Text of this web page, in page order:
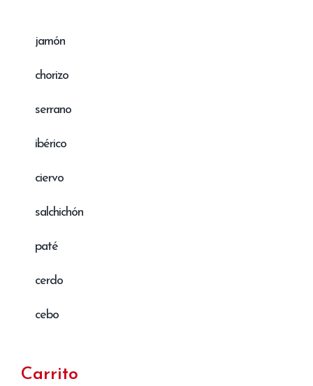
jamón
chorizo
serrano
ibérico
ciervo
salchichón
paté
cerdo
cebo
Carrito